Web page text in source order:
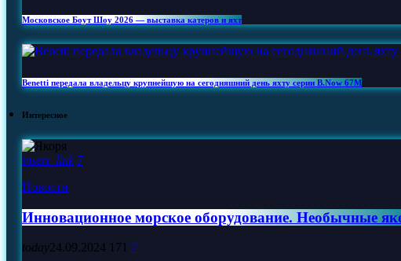
Московское Боут Шоу 2026 — выставка катеров и яхт
Benetti передала владельцу крупнейшую на сегодняшний день яхту серии B.Now 67M
Интересное
insert_link 7
Новости
Инновационное морское оборудование. Необычные
today24.09.2024 171 7